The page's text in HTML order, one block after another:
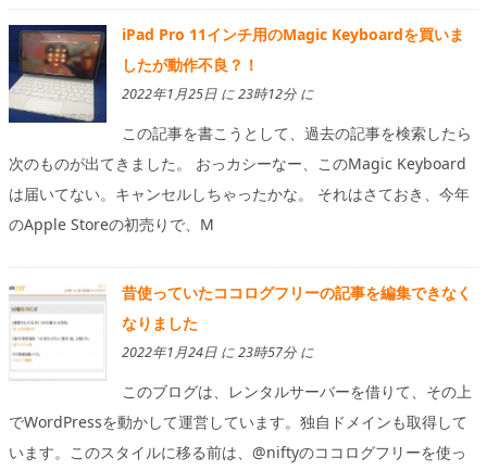
iPad Pro 11インチ用のMagic Keyboardを買いま
したが動作不良？！
2022年1月25日 に 23時12分 に
この記事を書こうとして、過去の記事を検索したら
次のものが出てきました。 おっカシーなー、このMagic Keyboard
は届いてない。キャンセルしちゃったかな。 それはさておき、今年
のApple Storeの初売りで、M
昔使っていたココログフリーの記事を編集できなく
なりました
2022年1月24日 に 23時57分 に
このブログは、レンタルサーバーを借りて、その上
でWordPressを動かして運営しています。独自ドメインも取得して
います。このスタイルに移る前は、@niftyのココログフリーを使っ